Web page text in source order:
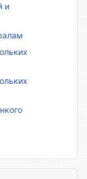
и